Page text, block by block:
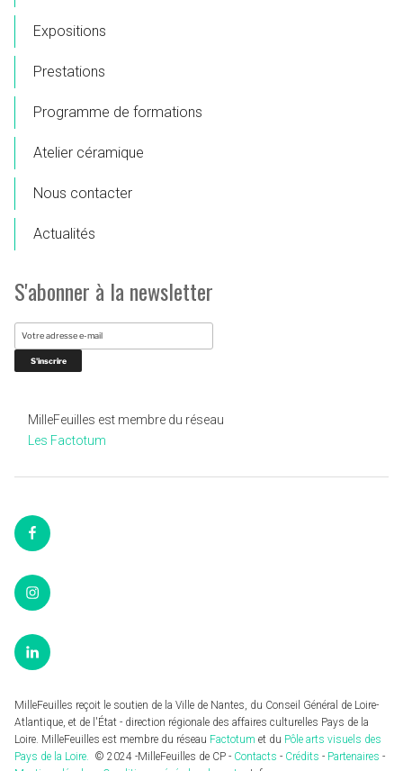
Expositions
Prestations
Programme de formations
Atelier céramique
Nous contacter
Actualités
S'abonner à la newsletter
MilleFeuilles est membre du réseau
Les Factotum
Facebook
Instagram
LinkedIn
MilleFeuilles reçoit le soutien de la Ville de Nantes, du Conseil Général de Loire-
Atlantique, et de l'État - direction régionale des affaires culturelles Pays de la
Loire. MilleFeuilles est membre du réseau Factotum et du Pôle arts visuels des
Pays de la Loire.
© 2024 -MilleFeuilles de CP - Contacts - Crédits - Partenaires -